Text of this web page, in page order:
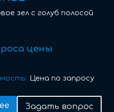
зел с голуб полосой
цены
Цена по запросу
Задать вопрос